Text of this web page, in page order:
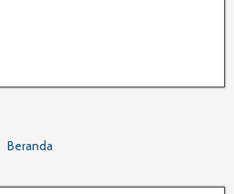
Beranda